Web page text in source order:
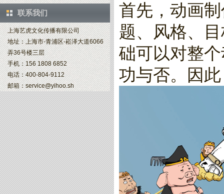
联系我们
上海艺虎文化传播有限公司
地址：上海市-青浦区-崧泽大道6066
弄36号楼三层
手机：156 1808 6852
电话：400-804-9112
邮箱：service@yihoo.sh
首先，动画
题、风格、
础可以对整
功与否。因